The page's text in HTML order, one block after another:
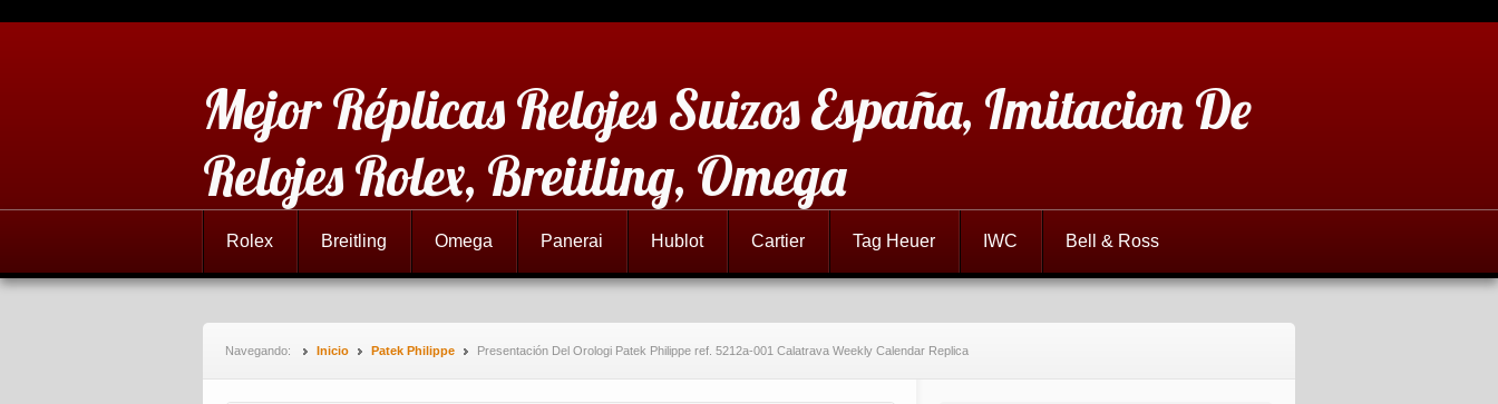
Mejor Réplicas Relojes Suizos España, Imitacion De
Relojes Rolex, Breitling, Omega
Rolex Breitling Omega Panerai Hublot Cartier Tag Heuer IWC Bell & Ross
Navegando: Inicio Patek Philippe Presentación Del Orologi Patek Philippe ref. 5212a-001 Calatrava Weekly Calendar Replica